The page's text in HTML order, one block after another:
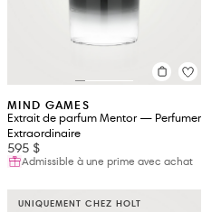
MIND GAMES
Extrait de parfum Mentor — Perfumer
Extraordinaire
595 $
Admissible à une prime avec achat
UNIQUEMENT CHEZ HOLT